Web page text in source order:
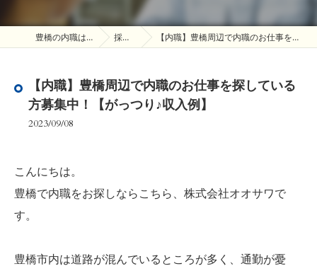
豊橋の内職は株式会社オオサワ 採用ブログ 【内職】豊橋周辺で内職のお仕事を探している方募集中！【がっつり♪収入例】
【内職】豊橋周辺で内職のお仕事を探している
方募集中！【がっつり♪収入例】
2023/09/08
こんにちは。
豊橋で内職をお探しならこちら、株式会社オオサワで
す。
豊橋市内は道路が混んでいるところが多く、通勤が憂